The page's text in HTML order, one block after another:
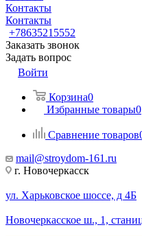
Контакты
Контакты
+78635215552
Заказать звонок
Задать вопрос
Войти
Корзина0
Избранные товары0
Сравнение товаров
mail@stroydom-161.ru
г. Новочеркасск
ул. Харьковское шоссе, д 4Б
Новочеркасское ш., 1,